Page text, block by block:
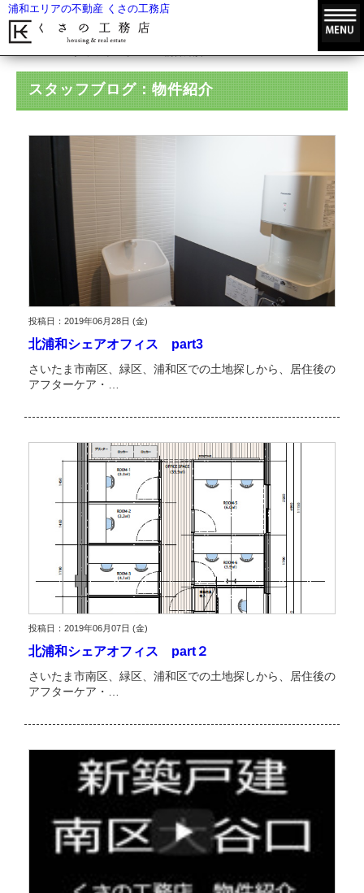
浦和エリアの不動産 くさの工務店
スタッフブログ：物件紹介
投稿日：2019年06月28日 (金)
北浦和シェアオフィス part3
さいたま市南区、緑区、浦和区での土地探しから、居住後の
アフターケア・…
投稿日：2019年06月07日 (金)
北浦和シェアオフィス part２
さいたま市南区、緑区、浦和区での土地探しから、居住後の
アフターケア・…